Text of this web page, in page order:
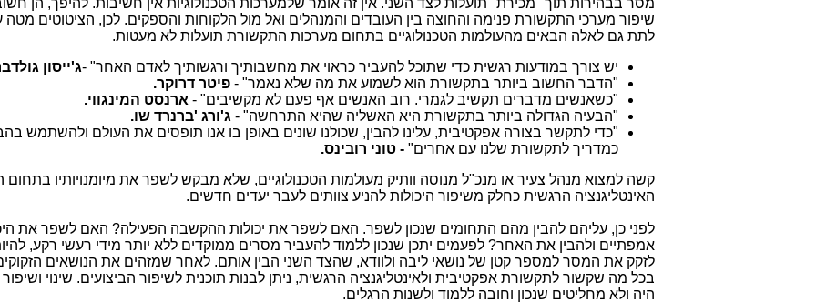
מסר בבהירות תוך "מכירת" תועלות לצד השני. אין זה אומר שלמערכות הטכנולוגיות אין חשיבות. להיפך, הן
שיפור מערכי התקשורת פנימה והחוצה בין העובדים והמנהלים ואל מול הלקוחות והספקים. לכן, הציטוטים מטה
לתת גם לאלה הבאים מהעולמות הטכנולוגיים בתחום מערכות התקשורת תועלות לא מעטות.
יש צורך במודעות רגשית כדי שתוכל להעביר כראוי את מחשבותיך ורגשותיך לאדם האחר" -ג'ייסון
"הדבר החשוב ביותר בתקשורת הוא לשמוע את מה שלא נאמר" -פיטר דרוקר.
"כשאנשים מדברים תקשיב לגמרי. רוב האנשים אף פעם לא מקשיבים" - ארנסט המינגווי.
"הבעיה הגדולה ביותר בתקשורת היא האשליה שהיא התרחשה" - ג'ורג 'ברנרד שו.
"כדי לתקשר בצורה אפקטיבית, עלינו להבין, שכולנו שונים באופן בו אנו תופסים את העולם ולהשתמש
כמדריך לתקשורת שלנו עם אחרים"- טוני רובינס.
קשה למצוא מנהל צעיר או מנכ"ל מנוסה וותיק מעולמות הטכנולוגיים, שלא מבקש לשפר את מיומנויותיו
האינטליגנציה הרגשית כחלק משיפור היכולות להניע צוותים לעבר יעדים חדשים.
לפני כן, עליהם להבין מהם התחומים שנכון לשפר. האם לשפר את יכולות ההקשבה הפעילה? האם לשפר את
אמפתיים ולהבין את האחר? לפעמים יתכן שנכון ללמוד להעביר מסרים ממוקדים ללא יותר מידי רעשי רקע,
לזקק את המסר למספר קטן של נושאי ליבה ולוודא, שהצד השני הבין אותם. לאחר שמזהים את הנושאים
בכל מה שקשור לתקשורת אפקטיבית ולאינטליגנציה הרגשית, ניתן לבנות תוכנית לשיפור הביצועים. שינוי ושיפור
היה ולא מחליטים שנכון וחובה ללמוד ולשנות הרגלים.